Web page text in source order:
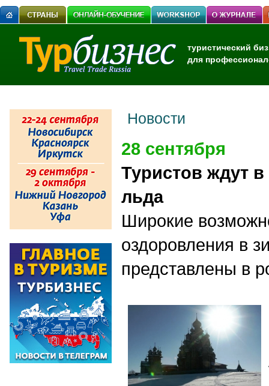
туристический
для
Новости
28 сентября
Туристов ждут в
льда
Широкие
оздоровления в
представлены в